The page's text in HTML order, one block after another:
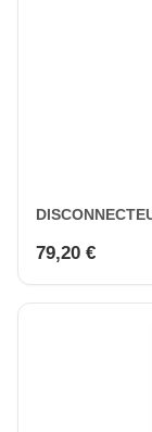
79,20 €